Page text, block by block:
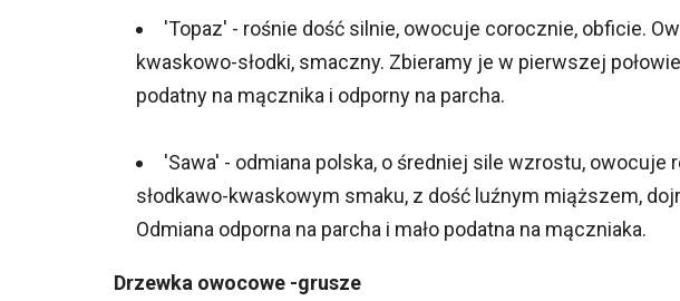
'Topaz' - rośnie dość silnie, owocuje corocznie, obficie.
kwaskowo-słodki, smaczny. Zbieramy je w pierwszej
podatny na mącznika i odporny na parcha.
'Sawa' - odmiana polska, o średniej sile wzrostu, owocuje
słodkawo-kwaskowym smaku, z dość luźnym miąższem,
Odmiana odporna na parcha i mało podatna na mączniaka.
Drzewka owocowe -grusze